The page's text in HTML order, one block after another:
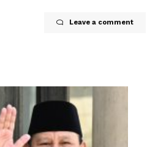
Leave a comment